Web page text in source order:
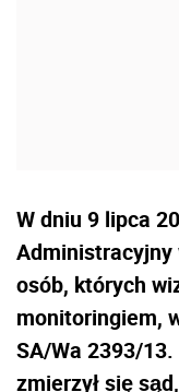
W dniu 9 lipca
Administracyjny
osób, których
monitoringiem,
SA/Wa 2393/
zmierzył się